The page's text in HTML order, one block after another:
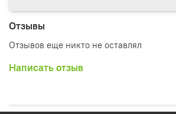
Отзывы
Отзывов еще никто не оставлял
Написать отзыв